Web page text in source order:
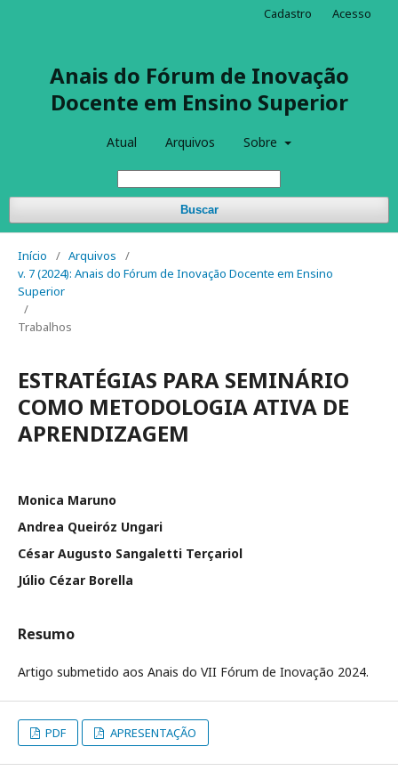
Anais do Fórum de Inovação
Docente em Ensino Superior
Atual Arquivos Sobre
Buscar
Cadastro Acesso
Início / Arquivos
/
v. 7 (2024): Anais do Fórum de Inovação Docente em Ensino
Superior
/
Trabalhos
ESTRATÉGIAS PARA SEMINÁRIO
COMO METODOLOGIA ATIVA DE
APRENDIZAGEM
Monica Maruno
Andrea Queiróz Ungari
César Augusto Sangaletti Terçariol
Júlio Cézar Borella
Resumo
Artigo submetido aos Anais do VII Fórum de Inovação 2024.
PDF APRESENTAÇÃO